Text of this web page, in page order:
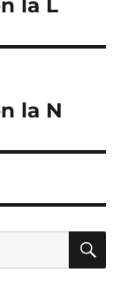
la L
la N